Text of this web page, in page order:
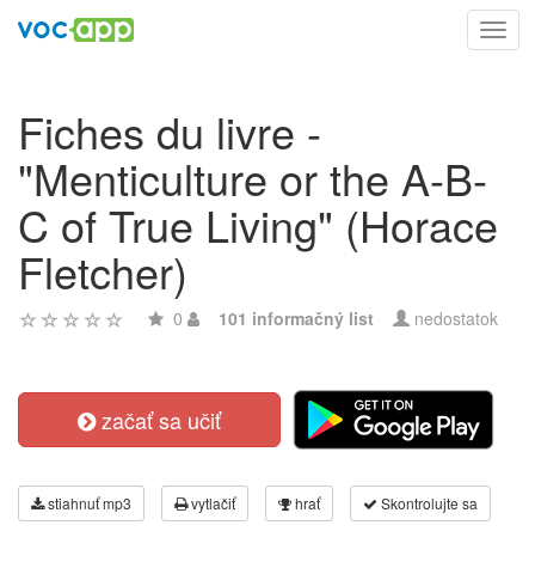
Fiches du livre -
"Menticulture or the A-B-
C of True Living" (Horace
Fletcher)
0 101 informačný list nedostatok
začať sa učiť
stiahnuť mp3 vytlačiť hrať Skontrolujte sa